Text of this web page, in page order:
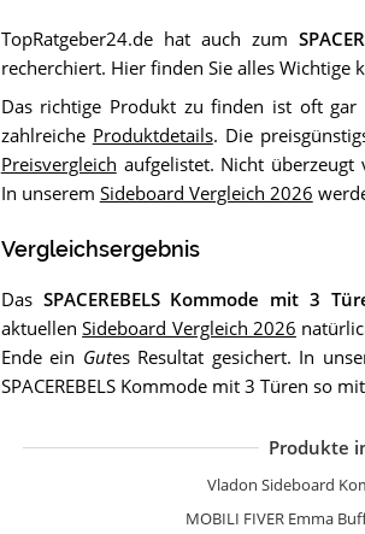
TopRatgeber24.de hat auch zum
recherchiert. Hier finden Sie alles Wichtige
Das richtige Produkt zu finden ist oft
zahlreiche Produktdetails. Die
Preisvergleich aufgelistet. Nicht überzeugt
In unserem Sideboard Vergleich 2026
Vergleichsergebnis
Das SPACEREBELS Kommode mit 3
aktuellenSideboard Vergleich 2026
Ende ein Gutes Resultat gesichert. In
SPACEREBELS Kommode mit 3 Türen so
Produkte
Vladon Sideboard
MOBILI FIVER Emma